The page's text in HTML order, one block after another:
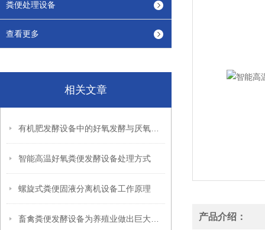
粪便处理设备
查看更多
相关文章
智能高温好氧粪便发酵设备处理方式
螺旋式粪便固液分离机设备工作原理
产品介绍：